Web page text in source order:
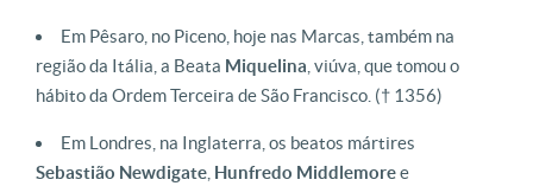
Em Pêsaro, no Piceno, hoje nas Marcas, também na
região da Itália, a Beata Miquelina , viúva, que tomou o
hábito da Ordem Terceira de São Francisco. († 1356)
Em Londres, na Inglaterra, os beatos mártires
Sebastião Newdigate Hunfredo Middlemoree